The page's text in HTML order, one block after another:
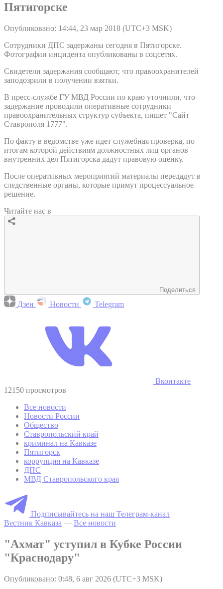
Пятигорске
Опубликовано: 14:44, 23 мар 2018 (UTC+3 MSK)
Cотрудники ДПС задержаны сегодня в Пятигорске.
Фотографии инцидента опубликованы в соцсетях.
Свидетели задержания сообщают, что правоохранителей
заподозрили в получении взятки.
В пресс-службе ГУ МВД России по краю уточнили, что
задержание проводили оперативные сотрудники
правоохранительных структур субъекта, пишет "Сайт
Ставрополя 1777".
По факту в ведомстве уже идет служебная проверка, по
итогам которой действиям должностных лиц органов
внутренних дел Пятигорска дадут правовую оценку.
После оперативных мероприятий материалы передадут в
следственные органы, которые примут процессуальное
решение.
Читайте нас в
Поделиться
Дзен Новости Telegram
Вконтакте
12150 просмотров
Все новости
Новости России
Общество
Ставропольский край
криминал на Кавказе
Пятигорск
коррупция на Кавказе
ДПС
МВД Ставропольского края
Подписывайтесь на наш Телеграм-канал
Вестник Кавказа — Все новости
"Ахмат" уступил в Кубке России
"Краснодару"
Опубликовано: 0:48, 6 авг 2026 (UTC+3 MSK)